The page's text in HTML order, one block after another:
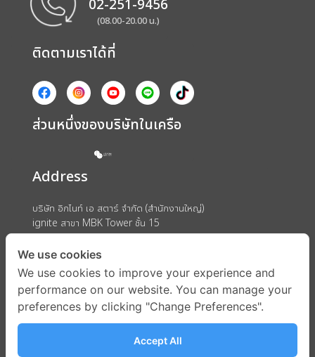
02-251-9456
(08.00-20.00 น.)
ติดตามเราได้ที่
ส่วนหนึ่งของบริษัทในเครือ
Address
บริษัท อิกไนท์ เอ สตาร์ จำกัด (สำนักงานใหญ่)
ignite สาขา MBK Tower ชั้น 15
ถนนพญาไท แขวงวังใหม่ เขตปทุมวัน กรุงเทพมหานคร 10330
We use cookies
We use cookies to improve your experience and
performance on our website. You can manage your
preferences by clicking "Change Preferences".
Accept All